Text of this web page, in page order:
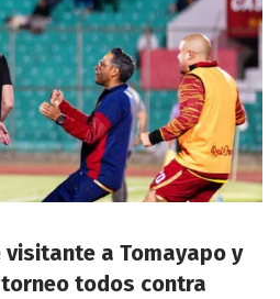
visitante a Tomayapo y
todos contra